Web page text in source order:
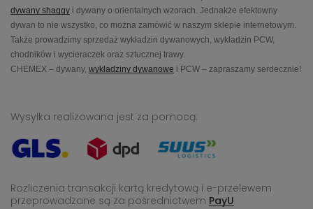
dywany shaggy i dywany o orientalnych wzorach. Jednakże efektowny
dywan to nie wszystko, co można zamówić w naszym sklepie internetowym.
Także prowadzimy sprzedaż wykładzin dywanowych, wykładzin PCW,
chodników i wycieraczek oraz sztucznej trawy.
CHEMEX – dywany, wykładziny dywanowe i PCW – zapraszamy serdecznie!
Wysyłka realizowana jest za pomocą:
Rozliczenia transakcji kartą kredytową i e-przelewem
przeprowadzane są za pośrednictwem PayU